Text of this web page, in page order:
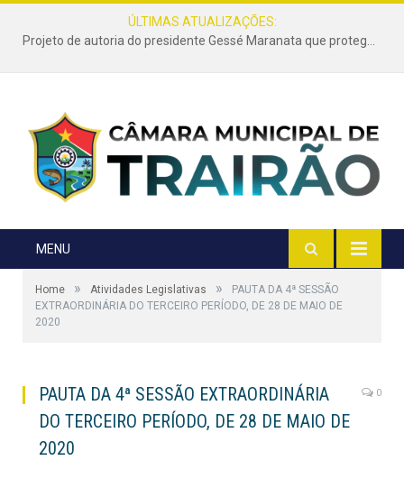
ÚLTIMAS ATUALIZAÇÕES:
Projeto de autoria do presidente Gessé Maranata que protege as estradas vicinais de Trairão é transformado em lei
MENU
Home » Atividades Legislativas »
PAUTA DA 4ª SESSÃO
EXTRAORDINÁRIA DO TERCEIRO PERÍODO, DE 28 DE MAIO DE
2020
PAUTA DA 4ª SESSÃO EXTRAORDINÁRIA
DO TERCEIRO PERÍODO, DE 28 DE MAIO DE
2020
0